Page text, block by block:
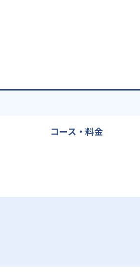
コース・料金